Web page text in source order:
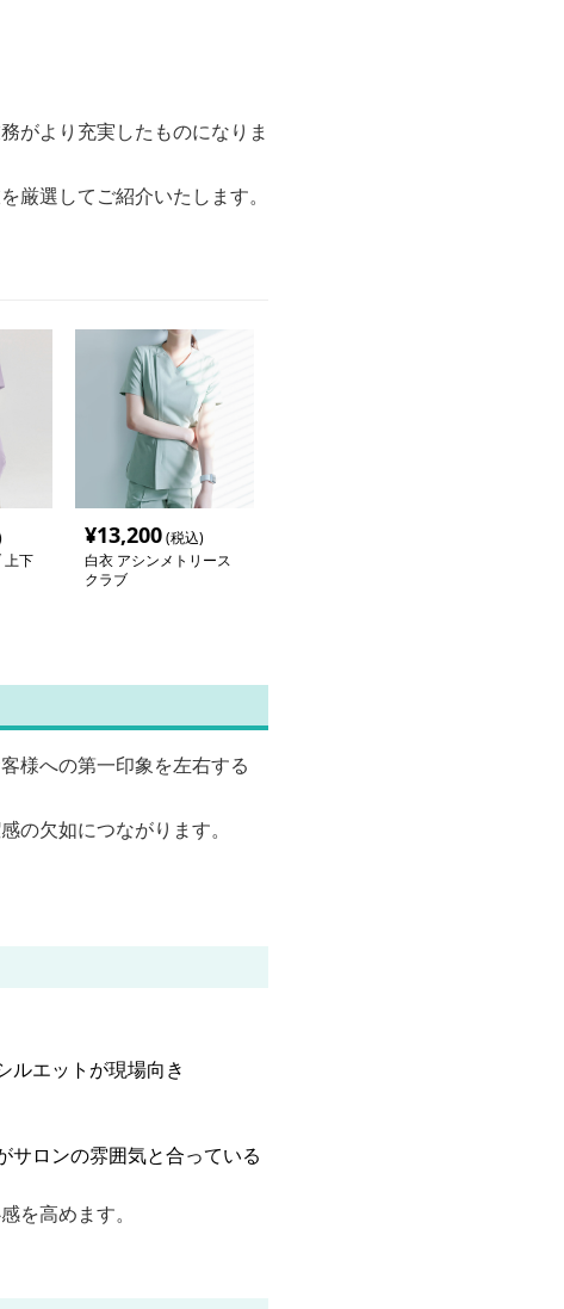
がより充実したものになりま
厳選してご紹介いたします。
上下
¥13,200(税込)
白衣 アシンメトリース
クラブ
様への第一印象を左右する
の欠如につながります。
ルエットが現場向き
サロンの雰囲気と合っている
を高めます。